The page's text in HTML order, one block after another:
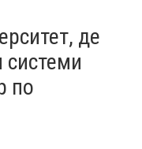
де
системи
по